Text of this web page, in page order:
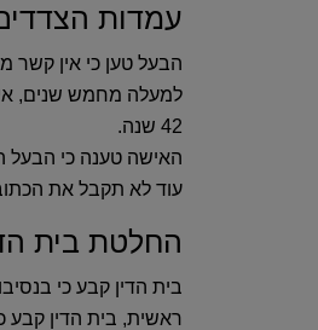
עמדות
הבעל טען כי אין קשר
‎42‎ שנה‏.‏
האישה טענה כי הבעל
עוד לא תקבל את
החלטת בית
בית הדין קבע כי
ראשית‏,‏ בית הדין קבע